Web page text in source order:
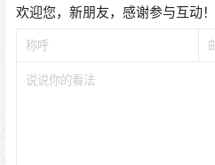
欢迎您，新朋友，感谢参与互动！